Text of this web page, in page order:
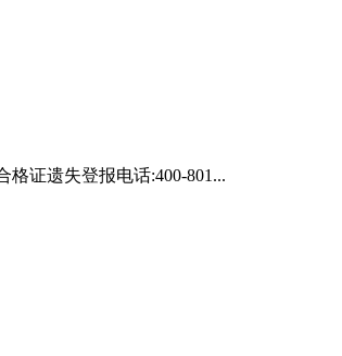
证遗失登报电话:400-801...